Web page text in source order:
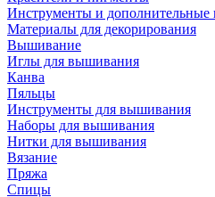
Инструменты и дополнительные
Материалы для декорирования
Вышивание
Иглы для вышивания
Канва
Пяльцы
Инструменты для вышивания
Наборы для вышивания
Нитки для вышивания
Вязание
Пряжа
Спицы